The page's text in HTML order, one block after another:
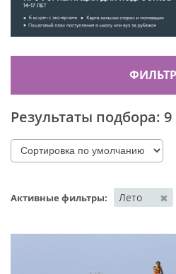
Результаты подбора: 9
Активные фильтры: Лето ✖